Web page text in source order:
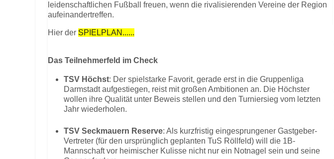
leidenschaftlichen Fußball freuen, wenn die rivalisierenden Vereine der Region
aufeinandertreffen.
Hier der SPIELPLAN......
Das Teilnehmerfeld im Check
TSV Höchst: Der spielstarke Favorit, gerade erst in die Gruppenliga
Darmstadt aufgestiegen, reist mit großen Ambitionen an. Die Höchster
wollen ihre Qualität unter Beweis stellen und den Turniersieg vom letzten
Jahr wiederholen.
TSV Seckmauern Reserve: Als kurzfristig eingesprungener Gastgeber-
Vertreter (für den ursprünglich geplanten TuS Röllfeld) will die 1B-
Mannschaft vor heimischer Kulisse nicht nur ein Notnagel sein und seine